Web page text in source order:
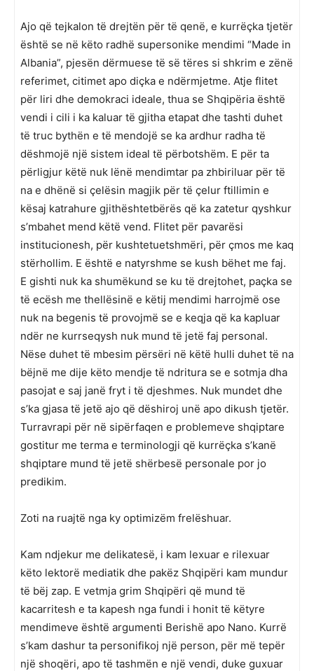
Ajo që tejkalon të drejtën për të qenë, e kurrëçka tjetër
është se në këto radhë supersonike mendimi “Made in
Albania”, pjesën dërmuese të së tëres si shkrim e zënë
referimet, citimet apo diçka e ndërmjetme. Atje flitet
për liri dhe demokraci ideale, thua se Shqipëria është
vendi i cili i ka kaluar të gjitha etapat dhe tashti duhet
të truc bythën e të mendojë se ka ardhur radha të
dëshmojë një sistem ideal të përbotshëm. E për ta
përligjur këtë nuk lënë mendimtar pa zhbiriluar për të
na e dhënë si çelësin magjik për të çelur ftillimin e
kësaj katrahure gjithështetbërës që ka zatetur qyshkur
s’mbahet mend këtë vend. Flitet për pavarësi
institucionesh, për kushtetuetshmëri, për çmos me kaq
stërhollim. E është e natyrshme se kush bëhet me faj.
E gishti nuk ka shumëkund se ku të drejtohet, paçka se
të ecësh me thellësinë e këtij mendimi harrojmë ose
nuk na begenis të provojmë se e keqja që ka kapluar
ndër ne kurrseqysh nuk mund të jetë faj personal.
Nëse duhet të mbesim përsëri në këtë hulli duhet të na
bëjnë me dije këto mendje të ndritura se e sotmja dha
pasojat e saj janë fryt i të djeshmes. Nuk mundet dhe
s’ka gjasa të jetë ajo që dëshiroj unë apo dikush tjetër.
Turravrapi për në sipërfaqen e problemeve shqiptare
gostitur me terma e terminologji që kurrëçka s’kanë
shqiptare mund të jetë shërbesë personale por jo
predikim.
Zoti na ruajtë nga ky optimizëm frelëshuar.
Kam ndjekur me delikatesë, i kam lexuar e rilexuar
këto lektorë mediatik dhe pakëz Shqipëri kam mundur
të bëj zap. E vetmja grim Shqipëri që mund të
kacarritesh e ta kapesh nga fundi i honit të këtyre
mendimeve është argumenti Berishë apo Nano. Kurrë
s’kam dashur ta personifikoj një person, për më tepër
një shoqëri, apo të tashmën e një vendi, duke guxuar